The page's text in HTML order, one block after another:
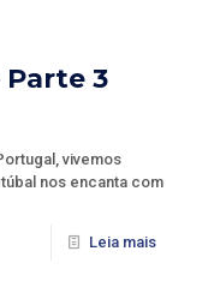
3
vivemos
nos encanta com
Leia mais